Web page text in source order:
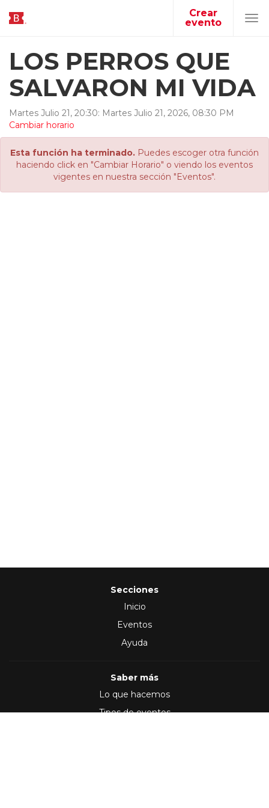
Crear
evento
LOS PERROS QUE
SALVARON MI VIDA
Martes Julio 21, 20:30: Martes Julio 21, 2026, 08:30 PM
Cambiar horario
Esta función ha terminado. Puedes escoger otra función
haciendo click en "Cambiar Horario" o viendo los eventos
vigentes en nuestra sección "Eventos".
Secciones
Inicio
Eventos
Ayuda
Saber más
Lo que hacemos
Tipos de eventos